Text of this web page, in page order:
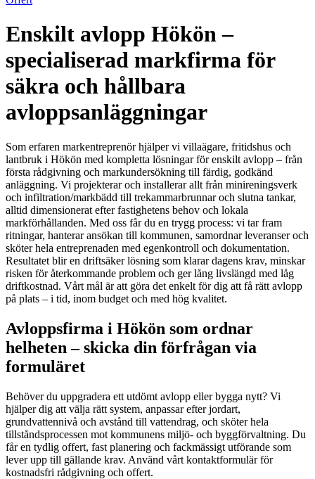
Enskilt avlopp Hökön –
specialiserad markfirma för
säkra och hållbara
avloppsanläggningar
Som erfaren markentreprenör hjälper vi villaägare, fritidshus och
lantbruk i Hökön med kompletta lösningar för enskilt avlopp – från
första rådgivning och markundersökning till färdig, godkänd
anläggning. Vi projekterar och installerar allt från minireningsverk
och infiltration/markbädd till trekammarbrunnar och slutna tankar,
alltid dimensionerat efter fastighetens behov och lokala
markförhållanden. Med oss får du en trygg process: vi tar fram
ritningar, hanterar ansökan till kommunen, samordnar leveranser och
sköter hela entreprenaden med egenkontroll och dokumentation.
Resultatet blir en driftsäker lösning som klarar dagens krav, minskar
risken för återkommande problem och ger lång livslängd med låg
driftkostnad. Vårt mål är att göra det enkelt för dig att få rätt avlopp
på plats – i tid, inom budget och med hög kvalitet.
Avloppsfirma i Hökön som ordnar
helheten – skicka din förfrågan via
formuläret
Behöver du uppgradera ett utdömt avlopp eller bygga nytt? Vi
hjälper dig att välja rätt system, anpassar efter jordart,
grundvattennivå och avstånd till vattendrag, och sköter hela
tillståndsprocessen mot kommunens miljö- och byggförvaltning. Du
får en tydlig offert, fast planering och fackmässigt utförande som
lever upp till gällande krav. Använd vårt kontaktformulär för
kostnadsfri rådgivning och offert.